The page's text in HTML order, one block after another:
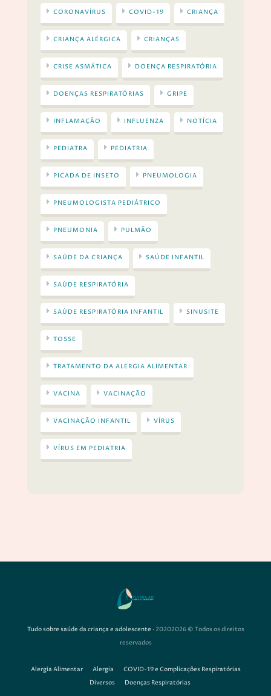
CORONAVÍRUS COVID-19 CRIANÇA
CRIANÇA ALÉRGICA CRIANÇAS
CRISE ASMÁTICA DOENÇA RESPIRATÓRIA
DOENÇAS RESPIRATÓRIAS GRIPE
INFLAMAÇÃO INFLUENZA NOTÍCIA
PEDIATRA PEDIATRIA
PICADA DE INSETO PNEUMOLOGIA
PNEUMOLOGISTA PEDIÁTRICO
PNEUMONIA PULMÃO
SAÚDE DA CRIANÇA SAÚDE INFANTIL
SAÚDE RESPIRATÓRIA
SAÚDE RESPIRATÓRIA INFANTIL SINUSITE
TOSSE
TRATAMENTO DA ALERGIA ALIMENTAR
VACINA VACINAÇÃO
VACINAÇÃO INFANTIL VÍRUS
VÍRUS EM PEDIATRIA
Tudo sobre saúde da criança e adolescente · 20202026 © Todos os direitos
reservados
Alergia Alimentar Alergia
COVID-19 e Complicações Respiratórias
Diversos
Doenças Respiratórias